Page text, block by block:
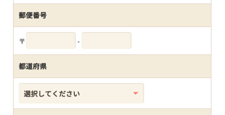
郵便番号
〒 -
都道府県